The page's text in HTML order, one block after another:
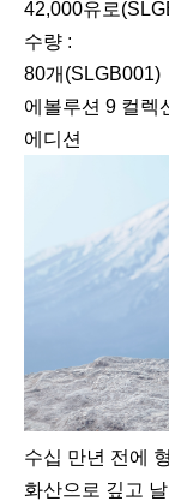
42,000유로
수량 :
80개(SLGB001)
에볼루션 9 컬렉
에디션
수십 만년 전에
화산으로 깊고